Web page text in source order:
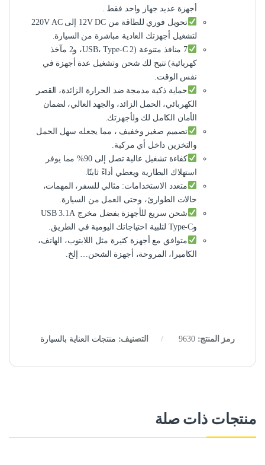
أجهزة عديد جهاز واحد فقط .
تحويل فوري للطاقة من 12V DC إلى 220V AC
لتشغيل أجهزتك العادية مباشرة من السيارة.
7 منافذ متنوعة (2 USB، Type-C، و2 مآخذ
كهربائية) تتيح لك شحن وتشغيل عدة أجهزة في
نفس الوقت.
حماية ذكية مدمجة ضد الحرارة الزائدة، القصر
الكهربائي، الحمل الزائد، والجهد العالي، لضمان
الأمان الكامل لك ولأجهزتك.
تصميم صغير وخفيف ، مما يجعله سهل الحمل
والتخزين داخل أي مركبة.
كفاءة تشغيل عالية تصل إلى 90% مما يوفر
استهلاك البطارية ويعطي أداءً ثابتًا.
متعدد الاستخدامات: مثالي للسفر، المهمات،
حالات الطوارئ، وحتى العمل من السيارة.
شحن سريع للأجهزة بفضل مخرج USB 3.1A
وType-C لتلبية احتياجاتك اليومية في الطريق.
متوافق مع أجهزة كثيرة مثل اللابتوب، الهاتف،
الكاميرا، المروحة، أجهزة الشحن… إلخ.
رمز المنتج:9630 التصنيف: منتجات العناية بالسيارة
منتجات ذات صلة